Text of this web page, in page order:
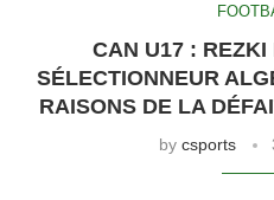
CAN U17 :
SÉLECTIONNEUR
RAISONS DE LA
bycsports